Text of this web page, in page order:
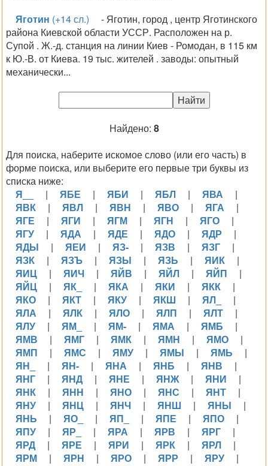
Яготин (+14 сл.)
- Яготин, город , центр Яготинского
района Киевской области УССР. Расположен на р.
Супой . Ж.-д. станция на линии Киев - Ромодан, в 115 км
к Ю.-В. от Киева. 19 тыс. жителей . заводы: опытный
механически...
Найдено: 8
Для поиска, наберите искомое слово (или его часть) в
форме поиска, или выберите его первые три буквы из
списка ниже:
Я__
| ЯБЕ | ЯБИ | ЯБЛ | ЯВА
|
ЯВК
| ЯВЛ | ЯВН | ЯВО | ЯГА
|
ЯГЕ
| ЯГИ | ЯГМ | ЯГН | ЯГО
|
ЯГУ
| ЯДА | ЯДЕ | ЯДО | ЯДР
|
ЯДЫ
| ЯЕИ | ЯЗ- | ЯЗВ | ЯЗГ
|
ЯЗК
| ЯЗЪ | ЯЗЫ | ЯЗЬ | ЯИК
|
ЯИЦ
| ЯИЧ | ЯЙВ | ЯЙЛ | ЯЙП
|
ЯЙЦ
| ЯК_ | ЯКА | ЯКИ | ЯКК
|
ЯКО
| ЯКТ | ЯКУ | ЯКШ | ЯЛ_
|
ЯЛА
| ЯЛК | ЯЛО | ЯЛП | ЯЛТ
|
ЯЛУ
| ЯМ_ | ЯМ- | ЯМА | ЯМБ
|
ЯМВ
| ЯМГ | ЯМК | ЯМН | ЯМО
|
ЯМП
| ЯМС | ЯМУ | ЯМЫ | ЯМЬ
|
ЯН_
| ЯН- | ЯНА | ЯНБ | ЯНВ
|
ЯНГ
| ЯНД | ЯНЕ | ЯНЖ | ЯНИ
|
ЯНК
| ЯНН | ЯНО | ЯНС | ЯНТ
|
ЯНУ
| ЯНЦ | ЯНЧ | ЯНШ | ЯНЫ
|
ЯНЬ
| ЯО_ | ЯП_ | ЯПЕ | ЯПО
|
ЯПУ
| ЯР_ | ЯРА | ЯРВ | ЯРГ
|
ЯРД
| ЯРЕ | ЯРИ | ЯРК | ЯРЛ
|
ЯРМ
| ЯРН | ЯРО | ЯРР | ЯРУ
|